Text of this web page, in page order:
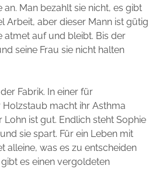
an. Man bezahlt sie nicht, es gibt
Arbeit, aber dieser Mann ist gütig
atmet auf und bleibt. Bis der
seine Frau sie nicht halten
Fabrik. In einer für
Holzstaub macht ihr Asthma
Lohn ist gut. Endlich steht Sophie
sie spart. Für ein Leben mit
alleine, was es zu entscheiden
es einen vergoldeten